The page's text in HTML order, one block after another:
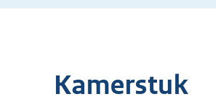
Kamerstuk